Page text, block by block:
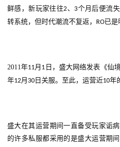
2
第
十
茶
奖
鲜感，新玩家往往2、 3个月后便流
转系统，但时代潮流不复返， RO已是
2011年11月 1 日，盛大网络发表《仙
年12月 30 日关服。至此，运营近10年
盛大在其运营期间一直备受玩家诟
的许多私服都采用的是盛大运营期